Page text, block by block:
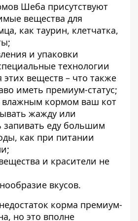
Шеба присутствуют
вещества для
как таурин, клетчатка,
и упаковки
технологии
этих веществ – что также
иметь премиум-статус;
влажным кормом ваш кот
жажду или
запивать еду большим
как при питании
и красители не
вкусов.
корма премиум-
но это вполне